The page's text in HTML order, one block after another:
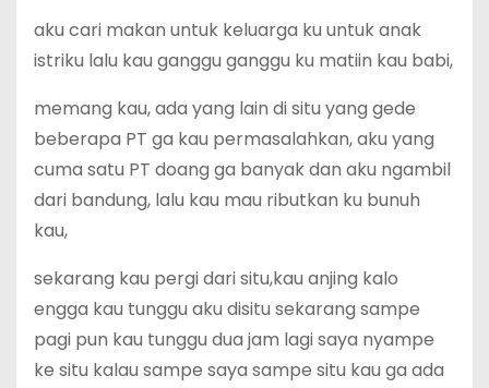
aku cari makan untuk keluarga ku untuk anak
istriku lalu kau ganggu ganggu ku matiin kau babi,
memang kau, ada yang lain di situ yang gede
beberapa PT ga kau permasalahkan, aku yang
cuma satu PT doang ga banyak dan aku ngambil
dari bandung, lalu kau mau ributkan ku bunuh
kau,
sekarang kau pergi dari situ,kau anjing kalo
engga kau tunggu aku disitu sekarang sampe
pagi pun kau tunggu dua jam lagi saya nyampe
ke situ kalau sampe saya sampe situ kau ga ada